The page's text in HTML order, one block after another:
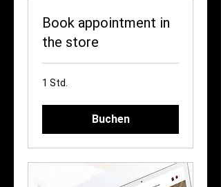
Book appointment in
the store
1 Std.
Buchen